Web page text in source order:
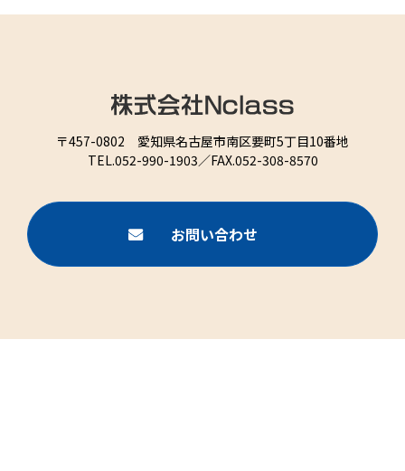
〒457-0802 愛知県名古屋市南区要町5丁目10番地
TEL.052-990-1903／FAX.052-308-8570
お問い合わせ